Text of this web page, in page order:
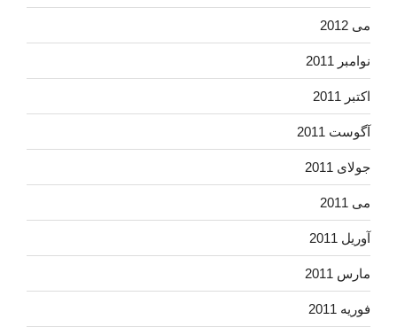
می 2012
نوامبر 2011
اکتبر 2011
آگوست 2011
جولای 2011
می 2011
آوریل 2011
مارس 2011
فوریه 2011